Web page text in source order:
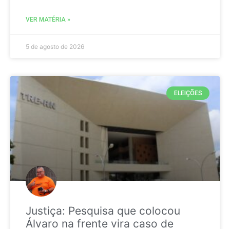
VER MATÉRIA »
5 de agosto de 2026
ELEIÇÕES
Justiça: Pesquisa que colocou
Álvaro na frente vira caso de